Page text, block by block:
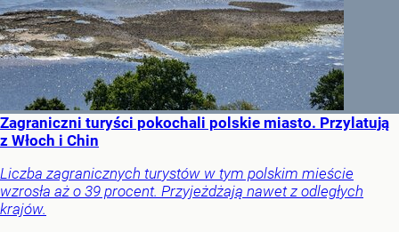
Zagraniczni turyści pokochali polskie miasto. Przylatują
z Włoch i Chin
Liczba zagranicznych turystów w tym polskim mieście
wzrosła aż o 39 procent. Przyjeżdżają nawet z odległych
krajów.